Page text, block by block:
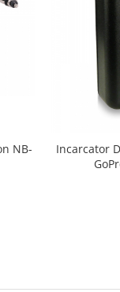
NB-
Incarcator